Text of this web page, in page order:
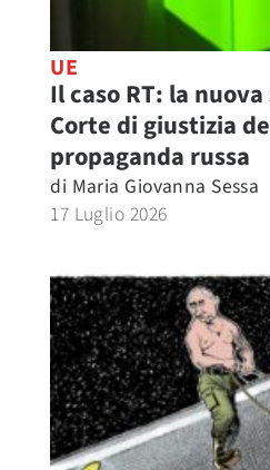
UE
Il caso RT: la
Corte di giustizia
propaganda russa
di Maria Giovanna Sessa
17 Luglio 2026